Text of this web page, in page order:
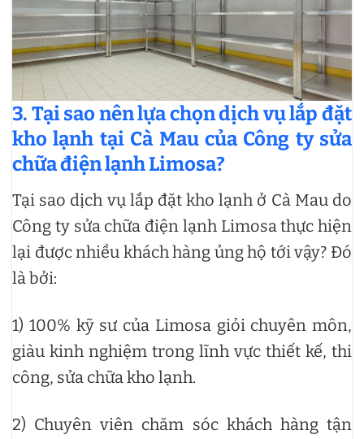
3. Tại sao nên lựa chọn dịch vụ lắp đặt
kho lạnh tại Cà Mau của Công ty sửa
chữa điện lạnh Limosa?
Tại sao dịch vụ lắp đặt kho lạnh ở Cà Mau do
Công ty sửa chữa điện lạnh Limosa thực hiện
lại được nhiều khách hàng ủng hộ tới vậy? Đó
là bởi:
1) 100% kỹ sư của Limosa giỏi chuyên môn,
giàu kinh nghiệm trong lĩnh vực thiết kế, thi
công, sửa chữa kho lạnh.
2) Chuyên viên chăm sóc khách hàng tận